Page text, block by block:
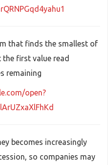
that finds the smallest of
the first value read
remaining
open?
becomes increasingly
so companies may